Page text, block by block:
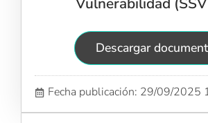
Descargar
Fecha publicación: 29/09/2025